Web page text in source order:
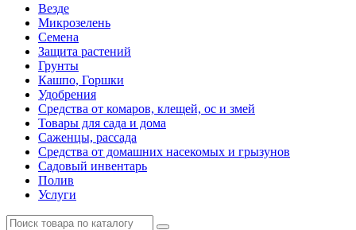
Везде
Микрозелень
Семена
Защита растений
Грунты
Кашпо, Горшки
Удобрения
Средства от комаров, клещей, ос и змей
Товары для сада и дома
Саженцы, рассада
Средства от домашних насекомых и грызунов
Садовый инвентарь
Полив
Услуги